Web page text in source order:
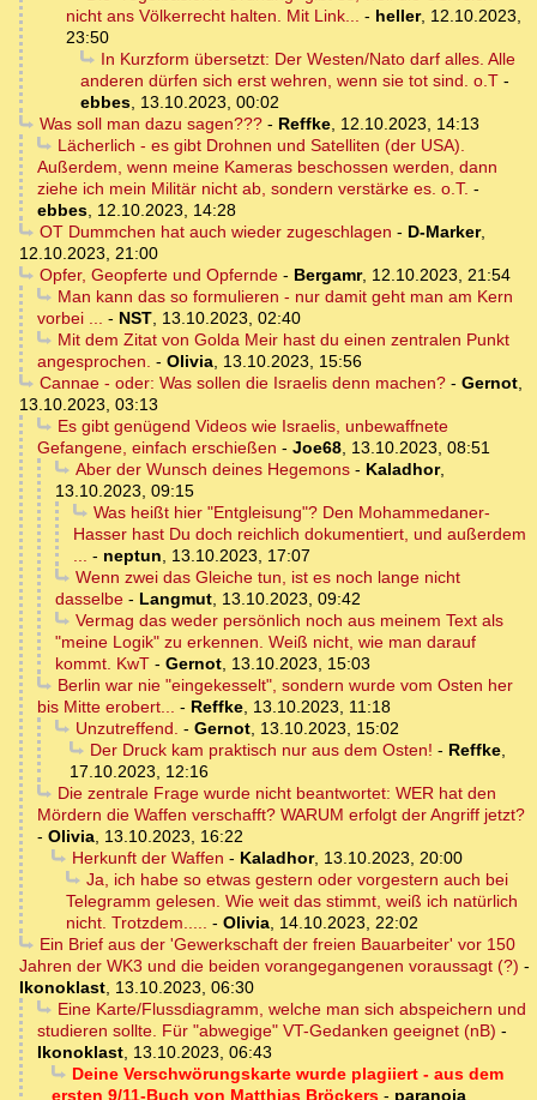
nicht ans Völkerrecht halten. Mit Link... - heller, 12.10.2023,
23:50
In Kurzform übersetzt: Der Westen/Nato darf alles. Alle
anderen dürfen sich erst wehren, wenn sie tot sind. o.T -
ebbes, 13.10.2023, 00:02
Was soll man dazu sagen???- Reffke, 12.10.2023, 14:13
Lächerlich - es gibt Drohnen und Satelliten (der USA).
Außerdem, wenn meine Kameras beschossen werden, dann
ziehe ich mein Militär nicht ab, sondern verstärke es. o.T. -
ebbes, 12.10.2023, 14:28
OT Dummchen hat auch wieder zugeschlagen - D-Marker,
12.10.2023, 21:00
Opfer, Geopferte und Opfernde- Bergamr, 12.10.2023, 21:54
Man kann das so formulieren - nur damit geht man am Kern
vorbei ... - NST, 13.10.2023, 02:40
Mit dem Zitat von Golda Meir hast du einen zentralen Punkt
angesprochen. - Olivia, 13.10.2023, 15:56
Cannae - oder: Was sollen die Israelis denn machen?- Gernot,
13.10.2023, 03:13
Es gibt genügend Videos wie Israelis, unbewaffnete
Gefangene, einfach erschießen - Joe68, 13.10.2023, 08:51
Aber der Wunsch deines Hegemons- Kaladhor,
13.10.2023, 09:15
Was heißt hier "Entgleisung"? Den Mohammedaner-
Hasser hast Du doch reichlich dokumentiert, und außerdem
... - neptun, 13.10.2023, 17:07
Wenn zwei das Gleiche tun, ist es noch lange nicht
dasselbe - Langmut, 13.10.2023, 09:42
Vermag das weder persönlich noch aus meinem Text als
"meine Logik" zu erkennen. Weiß nicht, wie man darauf
kommt. KwT - Gernot, 13.10.2023, 15:03
Berlin war nie "eingekesselt", sondern wurde vom Osten her
bis Mitte erobert... - Reffke, 13.10.2023, 11:18
Unzutreffend. - Gernot, 13.10.2023, 15:02
Der Druck kam praktisch nur aus dem Osten! - Reffke,
17.10.2023, 12:16
Die zentrale Frage wurde nicht beantwortet: WER hat den
Mördern die Waffen verschafft? WARUM erfolgt der Angriff jetzt?
- Olivia, 13.10.2023, 16:22
Herkunft der Waffen - Kaladhor, 13.10.2023, 20:00
Ja, ich habe so etwas gestern oder vorgestern auch bei
Telegramm gelesen. Wie weit das stimmt, weiß ich natürlich
nicht. Trotzdem..... - Olivia, 14.10.2023, 22:02
Ein Brief aus der 'Gewerkschaft der freien Bauarbeiter' vor 150
Jahren der WK3 und die beiden vorangegangenen voraussagt (?) -
Ikonoklast, 13.10.2023, 06:30
Eine Karte/Flussdiagramm, welche man sich abspeichern und
studieren sollte. Für "abwegige" VT-Gedanken geeignet (nB) -
Ikonoklast, 13.10.2023, 06:43
Deine Verschwörungskarte wurde plagiiert - aus dem
ersten 9/11-Buch von Matthias Bröckers - paranoia,